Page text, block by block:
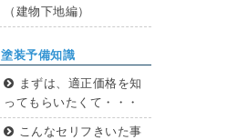
（建物下地編）
塗装予備知識
まずは、適正価格を知
ってもらいたくて・・・
こんなセリフきいた事